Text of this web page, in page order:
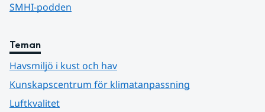
SMHI-podden
Teman
Havsmiljö i kust och hav
Kunskapscentrum för klimatanpassning
Luftkvalitet